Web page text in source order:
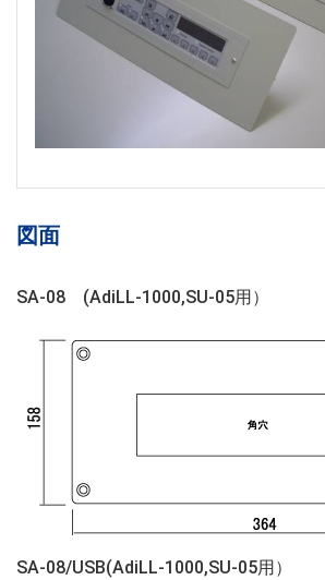
図面
SA-08 (AdiLL-1000,SU-05用）
SA-08/USB(AdiLL-1000,SU-05用）